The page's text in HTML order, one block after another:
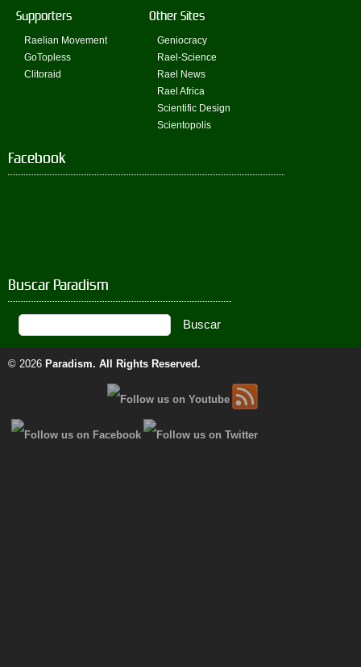
Supporters
Raelian Movement
GoTopless
Clitoraid
Other Sites
Geniocracy
Rael-Science
Rael News
Rael Africa
Scientific Design
Scientopolis
Facebook
Buscar Paradism
© 2026 Paradism. All Rights Reserved.